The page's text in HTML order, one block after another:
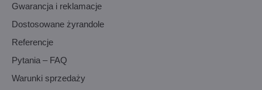
Gwarancja i reklamacje
Dostosowane żyrandole
Referencje
Pytania – FAQ
Warunki sprzedaży